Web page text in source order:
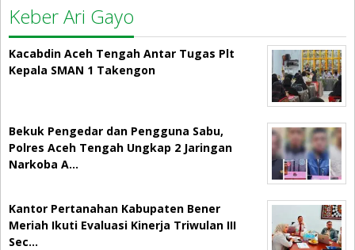
Keber Ari Gayo
Kacabdin Aceh Tengah Antar Tugas Plt
Kepala SMAN 1 Takengon
Bekuk Pengedar dan Pengguna Sabu,
Polres Aceh Tengah Ungkap 2 Jaringan
Narkoba A…
Kantor Pertanahan Kabupaten Bener
Meriah Ikuti Evaluasi Kinerja Triwulan III
Sec…